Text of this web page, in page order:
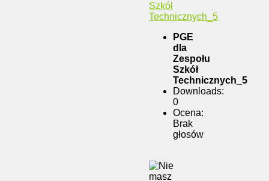
PGE
dla
Zespołu
Szkół
Technicznych_5
Downloads:
0
Ocena:
Brak
głosów